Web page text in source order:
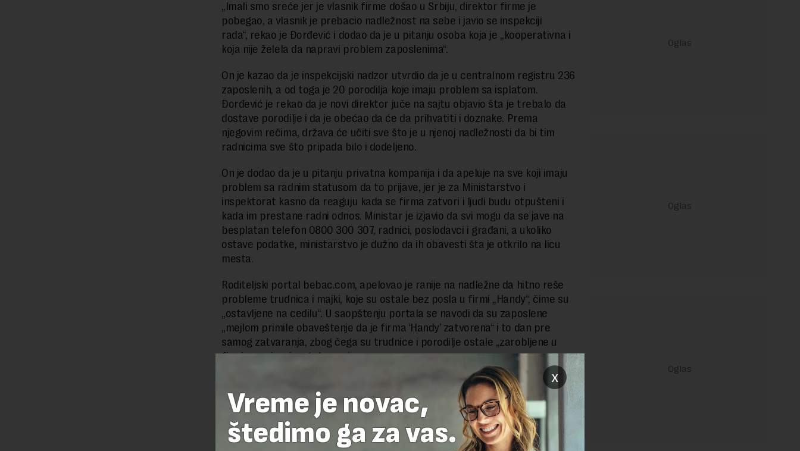
„Imali smo sreće jer je vlasnik firme došao u Srbiju, direktor firme je
pobegao, a vlasnik je prebacio nadležnost na sebe i javio se inspekciji
rada“, rekao je Đorđević i dodao da je u pitanju osoba koja je „kooperativna i
koja nije želela da napravi problem zaposlenima“.
On je kazao da je inspekcijski nadzor utvrdio da je u centralnom registru 236
zaposlenih, a od toga je 20 porodilja koje imaju problem sa isplatom.
Đorđević je rekao da je novi direktor juče na sajtu objavio šta je trebalo da
dostave porodilje i da je obećao da će da prihvatiti i doznake. Prema
njegovim rečima, država će učiti sve što je u njenoj nadležnosti da bi tim
radnicima sve što pripada bilo i dodeljeno.
On je dodao da je u pitanju privatna kompanija i da apeluje na sve koji imaju
problem sa radnim statusom da to prijave, jer je za Ministarstvo i
inspektorat kasno da reaguju kada se firma zatvori i ljudi budu otpušteni i
kada im prestane radni odnos. Ministar je izjavio da svi mogu da se jave na
besplatan telefon 0800 300 307, radnici, poslodavci i građani, a ukoliko
ostave podatke, ministarstvo je dužno da ih obavesti šta je otkrilo na licu
mesta.
Roditeljski portal bebac.com, apelovao je ranije na nadležne da hitno reše
probleme trudnica i majki, koje su ostale bez posla u firmi „Handy“, čime su
„ostavljene na cedilu“. U saopštenju portala se navodi da su zaposlene
„mejlom primile obaveštenje da je firma ‘Handy’ zatvorena“ i to dan pre
samog zatvaranja, zbog čega su trudnice i porodilje ostale „zarobljene u
firmi sa nejasnim statusom“.
Preuzimanje delova teksta je dozvoljeno, ali uz obavezno navođenje izvora i uz postavljanje linka
ka izvornom tekstu na novaekonomija.rs
x
Vreme je novac,
štedimo ga za vas.